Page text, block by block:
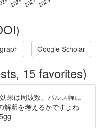
Google Scholar
15 favorites)
果は周波数、パルス幅に
解釈を考えるかですよね